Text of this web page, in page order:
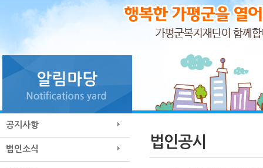
공지사항
법인소식 법인공시